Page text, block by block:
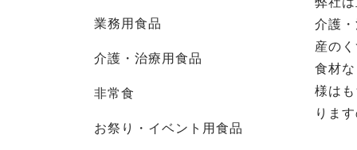
業務用食品
介護・治療用食品
非常食
お祭り・イベント用食品
介護
産の
食材
様は
りま